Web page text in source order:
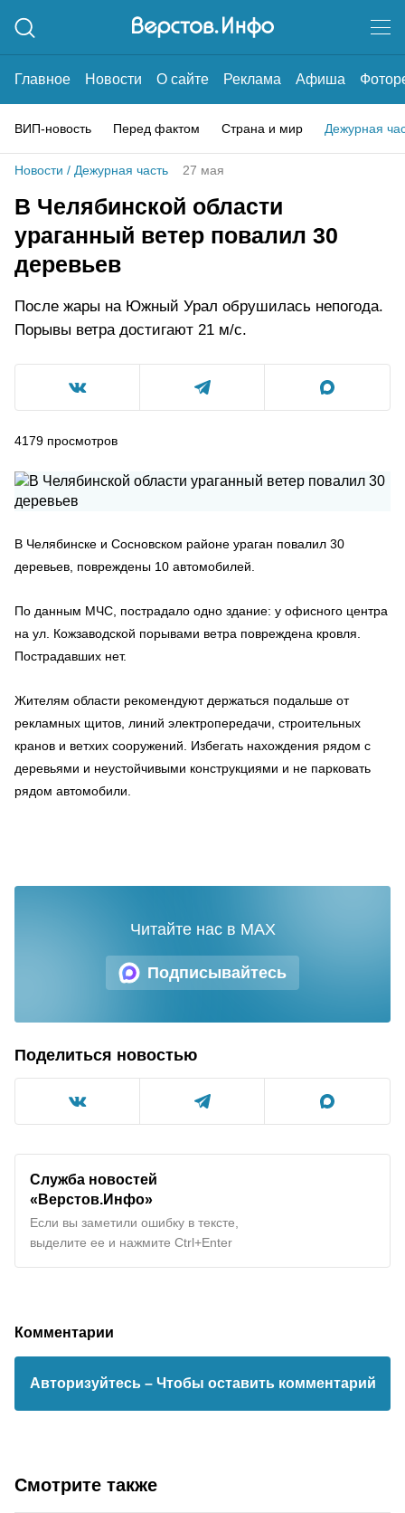
Главное Новости О сайте Реклама Афиша
ВИП-новость Перед фактом Страна и мир Дежурная
Новости / Дежурная часть 27 мая
В Челябинской области
ураганный ветер повалил 30
деревьев
После жары на Южный Урал обрушилась непогода.
Порывы ветра достигают 21 м/с.
4179 просмотров
В Челябинске и Сосновском районе ураган повалил 30
деревьев, повреждены 10 автомобилей.
По данным МЧС, пострадало одно здание: у офисного центра
на ул. Кожзаводской порывами ветра повреждена кровля.
Пострадавших нет.
Жителям области рекомендуют держаться подальше от
рекламных щитов, линий электропередачи, строительных
кранов и ветхих сооружений. Избегать нахождения рядом с
деревьями и неустойчивыми конструкциями и не парковать
рядом автомобили.
Подписывайтесь
Читайте нас в MAX
Поделиться новостью
Служба новостей
«Верстов.Инфо»
Если вы заметили ошибку в тексте,
выделите ее и нажмите Ctrl+Enter
Комментарии
Авторизуйтесь – Чтобы оставить комментарий
Смотрите также